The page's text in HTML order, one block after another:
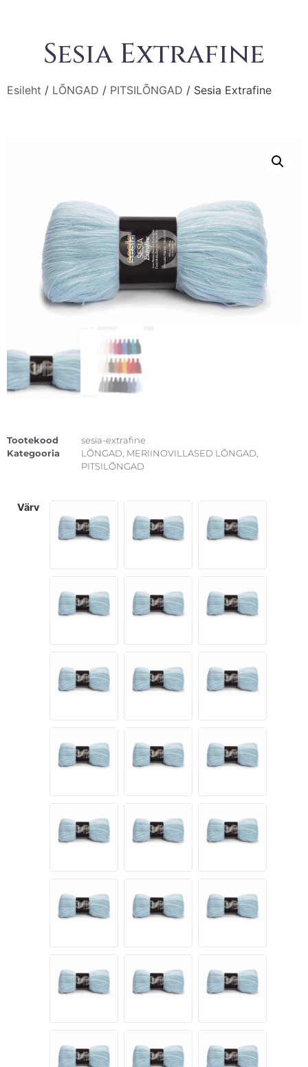
Sesia Extrafine
Esileht / LÕNGAD / PITSILÕNGAD / Sesia Extrafine
Tootekood
sesia-extrafine
Kategooria
LÕNGAD MERIINOVILLASED LÕNGAD
PITSILÕNGAD
värv